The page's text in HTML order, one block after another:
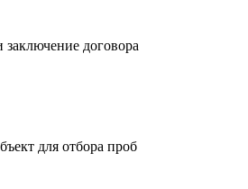
заключение договора
для отбора проб